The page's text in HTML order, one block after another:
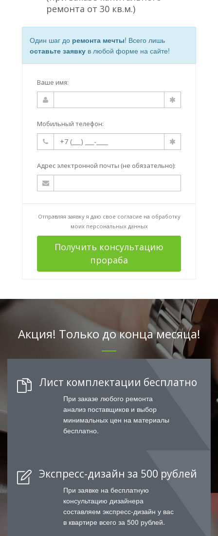
ремонта от 30 кв.м.)
Один шаг до ремонта мечты! Всего лишь
оставьте заявку в любой форме на сайте!
Ваше имя:
Мобильный телефон:
Адрес электронной почты (не обязательно):
Отправляя заявку я даю свое согласие на обработку
моих персональных данных
Получить консультацию
прораба
Акция! Только до конца месяца!
Лист комплектации бесплатно
При заказе любого ремонта
анализ поставщиков и выбор
минимальных цен на материалы
бесплатно.
Экспресс-дизайн за 500 рублей
При заявке на бесплатную
консультацию дизайнера
составляем экспресс-дизайн у вас
в квартире всего за 500 рублей.